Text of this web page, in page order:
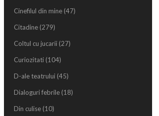
Cinefilul din mine (47)
Citadine (279)
Coltul cu jucarii (27)
Curiozitati (104)
D-ale teatrului (45)
Dialoguri febrile (18)
Din culise (10)